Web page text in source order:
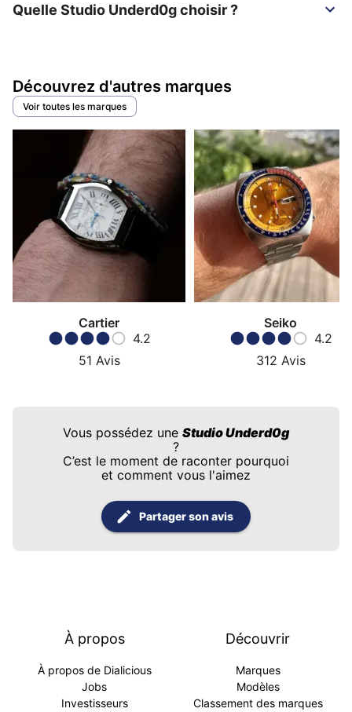
Quelle Studio Underd0g choisir ?
Découvrez d'autres marques
Voir toutes les marques
Cartier
4.2
51 Avis
Seiko
4.2
312 Avis
Vous possédez une Studio Underd0g
?
C’est le moment de raconter pourquoi
et comment vous l'aimez
Partager son avis
À propos
À propos de Dialicious
Jobs
Investisseurs
Découvrir
Marques
Modèles
Classement des marques